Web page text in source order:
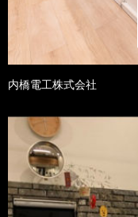
内橋電工株式会社